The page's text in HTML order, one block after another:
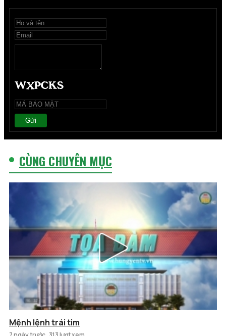
Gửi
CÙNG CHUYÊN MỤC
Mệnh lệnh trái tim